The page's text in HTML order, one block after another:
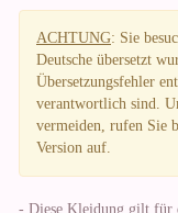
ACHTUNG: Sie
Deutsche übersetzt
Übersetzungsfehler
verantwortlich sind.
vermeiden, rufen Sie
Version auf.
- Diese Kleidung gilt für